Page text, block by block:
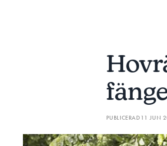
PUBLICERAD 11 JUN